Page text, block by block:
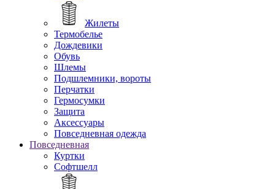
Жилеты
Термобелье
Дождевики
Обувь
Шлемы
Подшлемники, вороты
Перчатки
Гермосумки
Защита
Аксессуары
Повседневная одежда
Повседневная
Куртки
Софтшелл